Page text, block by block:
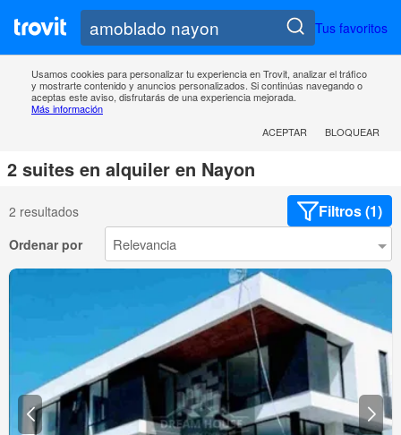
Tus favoritos
Usamos cookies para personalizar tu experiencia en Trovit, analizar el tráfico
y mostrarte contenido y anuncios personalizados. Si continúas navegando o
aceptas este aviso, disfrutarás de una experiencia mejorada.
Más información
ACEPTAR
BLOQUEAR
2 suites en alquiler en Nayon
2 resultados Filtros (1)
Ordenar por